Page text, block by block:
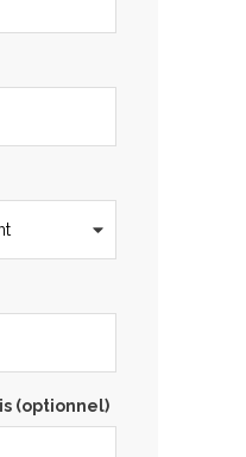
(optionnel)